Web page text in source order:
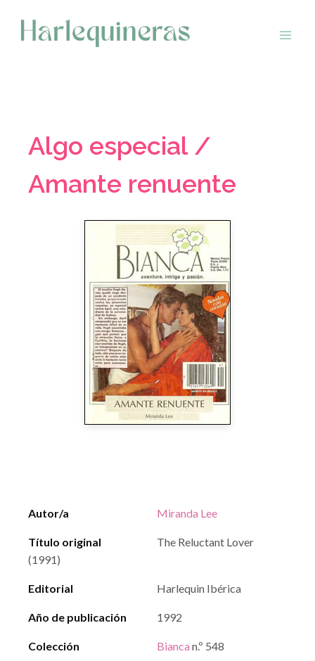
contenido
Algo especial /
Amante renuente
Autor/a Miranda Lee
Título original
The Reluctant Lover
(1991)
Editorial Harlequin Ibérica
Año de publicación 1992
Colección Bianca n.º 548